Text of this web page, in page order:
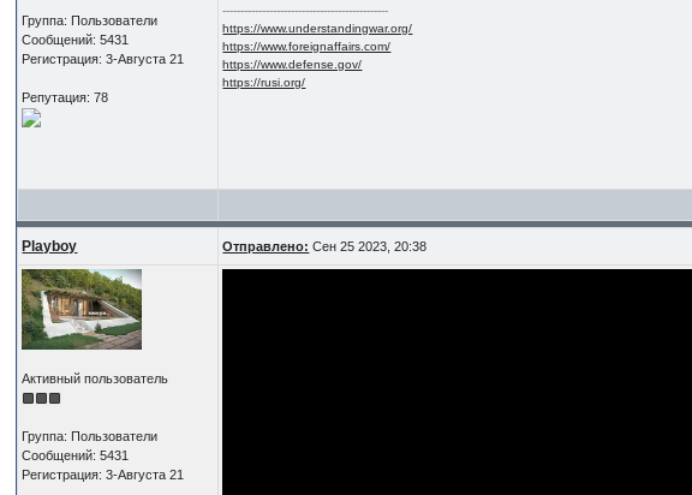
Группа: Пользователи
Сообщений: 5431
Регистрация: 3-Августа 21
Репутация: 78
----------------------------------------------
https://www.understandingwar.org/
https://www.foreignaffairs.com/
https://www.defense.gov/
https://rusi.org/
Playboy Отправлено: Сен 25 2023, 20:38
Активный пользователь
Группа: Пользователи
Сообщений: 5431
Регистрация: 3-Августа 21